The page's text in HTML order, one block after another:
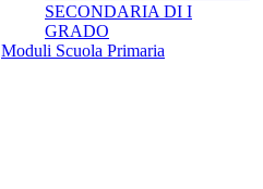
SECONDARIA DI I
GRADO
Moduli Scuola Primaria